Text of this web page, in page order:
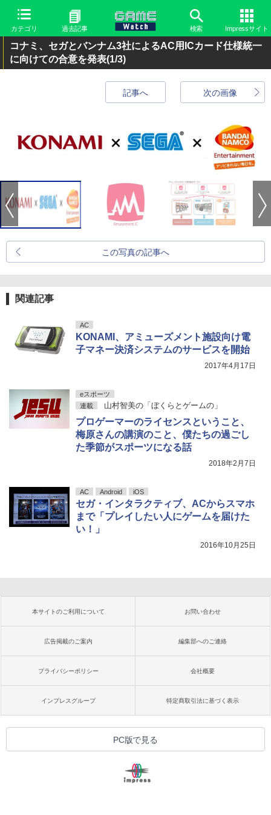
カテゴリ 過去記事 検索 Impressサイト
コナミ、セガとバンナム3社によるAC用ICカード仕様統一
に向けての合意を発表(1/3)
次の画像
記事へ
この写真の記事へ
関連記事
AC
KONAMI、アミューズメント施設向け電
子マネー決済システムのサービスを開始
2017年4月17日
eスポーツ
連載
山村智美の「ぼくらとゲームの」
プロゲーマーのライセンスということ、
梅原さんの講演のこと、僕たちの過ごし
た季節がスポーツになる話
2018年2月7日
AC Android iOS
セガ・インタラクティブ、ACからスマホ
まで「プレイしたい人にゲームを届けた
い！」
2016年10月25日
本サイトのご利用について お問い合わせ
広告掲載のご案内 編集部へのご連絡
プライバシーポリシー 会社概要
インプレスグループ 特定商取引法に基づく表示
PC版で見る